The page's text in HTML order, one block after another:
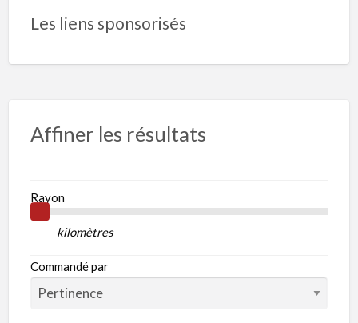
Les liens sponsorisés
Affiner les résultats
Rayon
kilomètres
Commandé par